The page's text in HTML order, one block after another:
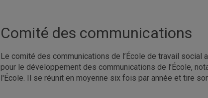
Comité des communications
Le comité des communications de l’École de travail
pour le développement des communications de l’École,
l'École. Il se réunit en moyenne six fois par année et tire